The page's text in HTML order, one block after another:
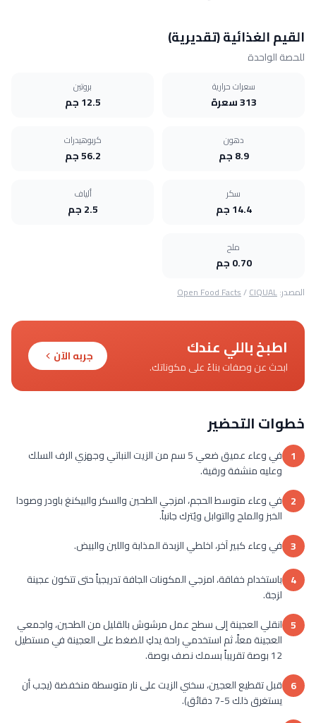
القيم الغذائية (تقديرية)
للحصة الواحدة
سعرات حرارية
313 سعرة
بروتين
12.5 جم
دهون
8.9 جم
كربوهيدرات
56.2 جم
سكر
14.4 جم
ألياف
2.5 جم
ملح
0.70 جم
المصدر: Open Food Facts/CIQUAL
اطبخ باللي عندك
ابحث عن وصفات بناءً على مكوناتك.
جربه الآن
خطوات التحضير
1
في وعاء عميق ضعي 5 سم من الزيت النباتي وجهزي الرف السلك
وعليه منشفة ورقية.
2 في وعاء متوسط الحجم، امزجي الطحين والسكر والبيكنغ باودر وصودا
الخبز والملح والتوابل ويُترك جانباً.
3 في وعاء كبير آخر، اخلطي الزبدة المذابة واللبن والبيض.
4 باستخدام خفاقة، امزجي المكونات الجافة تدريجياً حتى تتكون عجينة
لزجة.
5 انقلي العجينة إلى سطح عمل مرشوش بالقليل من الطحين، واجمعي
العجينة معاً، ثم استخدمي راحة يدكِ للضغط على العجينة في مستطيل
12 بوصة تقريباً بسمك نصف بوصة.
6 قبل تقطيع العجين، سخني الزيت على نار متوسطة منخفضة (يجب أن
يستغرق ذلك 5-7 دقائق).